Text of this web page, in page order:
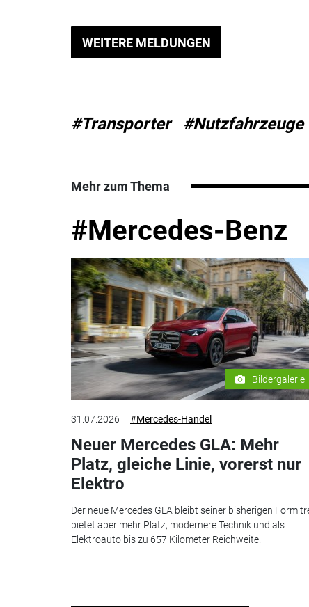
WEITERE MELDUNGEN
#Transporter #Nutzfahrzeuge
Mehr zum Thema
#Mercedes-Benz
Bildergalerie
31.07.2026 #Mercedes-Handel
Neuer Mercedes GLA: Mehr
Platz, gleiche Linie, vorerst nur
Elektro
Der neue Mercedes GLA bleibt seiner bisherigen Form
bietet aber mehr Platz, modernere Technik und als
Elektroauto bis zu 657 Kilometer Reichweite.